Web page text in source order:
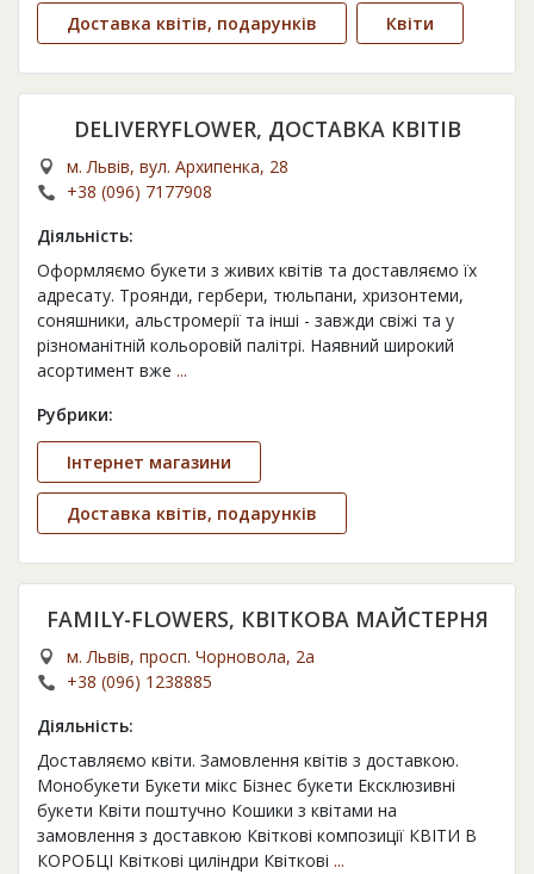
Доставка квітів, подарунків Квіти
DELIVERYFLOWER, ДОСТАВКА КВІТІВ
м. Львів, вул. Архипенка, 28
+38 (096) 7177908
Діяльність:
Оформляємо букети з живих квітів та доставляємо їх
адресату. Троянди, гербери, тюльпани, хризонтеми,
соняшники, альстромерії та інші - завжди свіжі та у
різноманітній кольоровій палітрі. Наявний широкий
асортимент вже ...
Рубрики:
Інтернет магазини
Доставка квітів, подарунків
FAMILY-FLOWERS, КВІТКОВА МАЙСТЕРНЯ
м. Львів, просп. Чорновола, 2а
+38 (096) 1238885
Діяльність:
Доставляємо квіти. Замовлення квітів з доставкою.
Монобукети Букети мікс Бізнес букети Ексклюзивні
букети Квіти поштучно Кошики з квітами на
замовлення з доставкою Квіткові композиції КВІТИ В
КОРОБЦІ Квіткові циліндри Квіткові ...